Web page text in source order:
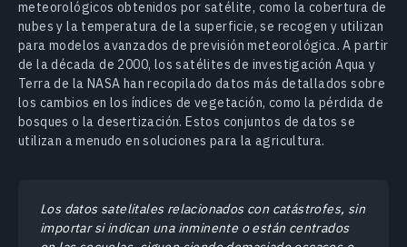
meteorológicos obtenidos por satélite, como la cobertura de
nubes y la temperatura de la superficie, se recogen y utilizan
para modelos avanzados de previsión meteorológica. A partir
de la década de 2000, los satélites de investigación Aqua y
Terra de la NASA han recopilado datos más detallados sobre
los cambios en los índices de vegetación, como la pérdida de
bosques o la desertización. Estos conjuntos de datos se
utilizan a menudo en soluciones para la agricultura.
Los datos satelitales relacionados con catástrofes, sin
importar si indican una inminente o están centrados